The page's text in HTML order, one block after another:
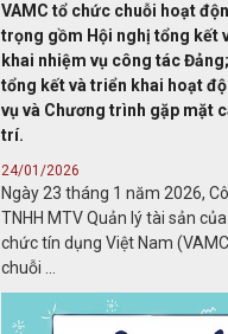
VAMC tổ chức chuỗi hoạt
trọng gồm Hội nghị tổng kết
khai nhiệm vụ công tác
tổng kết và triển khai hoạt
vụ và Chương trình gặp mặt
trí.
24/01/2026
Ngày 23 tháng 1 năm 2026,
TNHH MTV Quản lý tài sản
chức tín dụng Việt Nam
chuỗi ...